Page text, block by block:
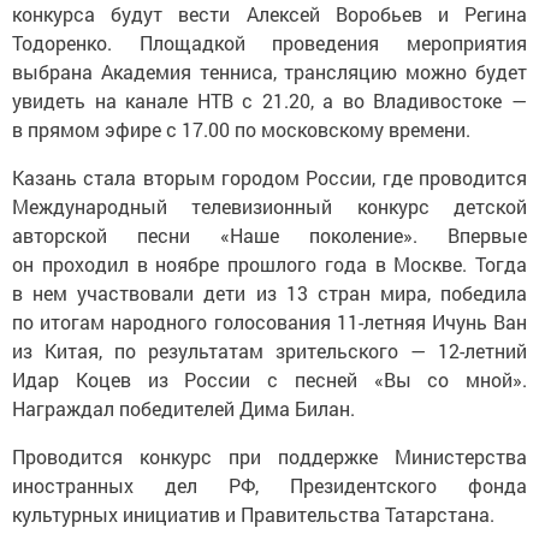
конкурса будут вести Алексей Воробьев и Регина
Тодоренко. Площадкой проведения мероприятия
выбрана Академия тенниса, трансляцию можно будет
увидеть на канале НТВ с 21.20, а во Владивостоке —
в прямом эфире с 17.00 по московскому времени.
Казань стала вторым городом России, где проводится
Международный телевизионный конкурс детской
авторской песни «Наше поколение». Впервые
он проходил в ноябре прошлого года в Москве. Тогда
в нем участвовали дети из 13 стран мира, победила
по итогам народного голосования 11-летняя Ичунь Ван
из Китая, по результатам зрительского — 12-летний
Идар Коцев из России с песней «Вы со мной».
Награждал победителей Дима Билан.
Проводится конкурс при поддержке Министерства
иностранных дел РФ, Президентского фонда
культурных инициатив и Правительства Татарстана.